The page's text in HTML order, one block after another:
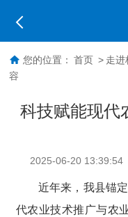
您的位置： 首页 > 走进
容
科技赋能现代
2025-06-20 13:39:54
近年来，我县锚
代农业技术推广与农